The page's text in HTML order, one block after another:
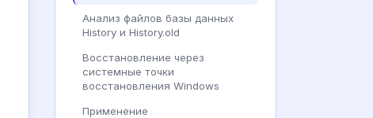
Анализ файлов базы данных
History и History.old
Восстановление через
системные точки
восстановления Windows
Применение